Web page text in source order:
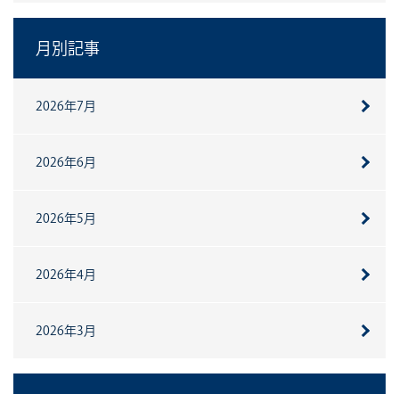
月別記事
2026年7月
2026年6月
2026年5月
2026年4月
2026年3月